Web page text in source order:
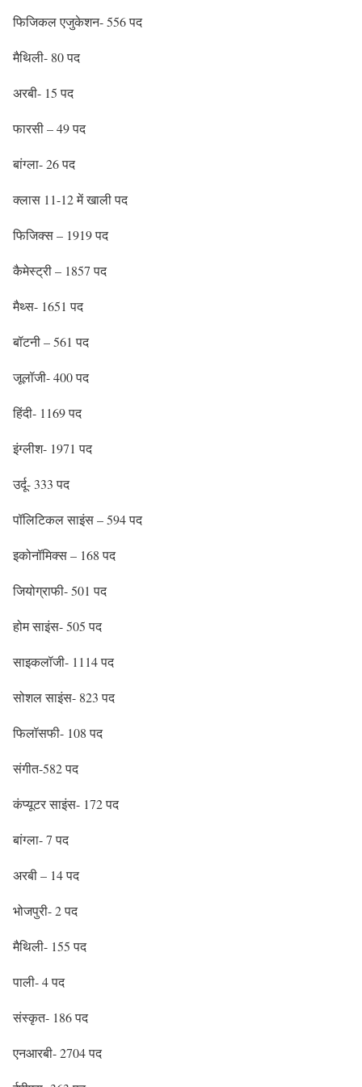
फिजिकल एजुकेशन- 556 पद
मैथिली- 80 पद
अरबी- 15 पद
फारसी – 49 पद
बांग्ला- 26 पद
क्लास 11-12 में खाली पद
फिजिक्स – 1919 पद
कैमेस्ट्री – 1857 पद
मैथ्स- 1651 पद
बॉटनी – 561 पद
जूलॉजी- 400 पद
हिंदी- 1169 पद
इंग्लीश- 1971 पद
उर्दू- 333 पद
पॉलिटिकल साइंस – 594 पद
इकोनॉमिक्स – 168 पद
जियोग्राफी- 501 पद
होम साइंस- 505 पद
साइकलॉजी- 1114 पद
सोशल साइंस- 823 पद
फिलॉसफी- 108 पद
संगीत-582 पद
कंप्यूटर साइंस- 172 पद
बांग्ला- 7 पद
अरबी – 14 पद
भोजपुरी- 2 पद
मैथिली- 155 पद
पाली- 4 पद
संस्कृत- 186 पद
एनआरबी- 2704 पद